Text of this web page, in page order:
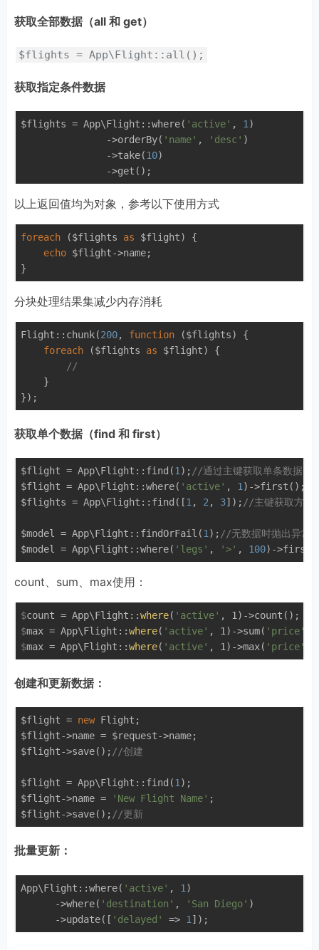
获取全部数据（all 和 get）
$flights = App\Flight::all();
获取指定条件数据
$flights = App\Flight::where( 'active' , 1)
               ->orderBy(
'name' , 'desc' )
               ->take(
10)
以上返回值均为对象，参考以下使用方式
foreach ($flights as $flight) {
echo $flight->name;
分块处理结果集减少内存消耗
Flight::chunk(200, function ($flights)
{
foreach ($flights as $flight) {
//
    }
获取单个数据（find 和 first）
$flight = App\Flight::find(1); //通过主键获取单条数据
$flight = App\Flight::where( 'active' , 1)->first();
$flights = App\Flight::find([1, 2, 3]); //主键获取方式
$model = App\Flight::findOrFail(1); //无数据时抛出异常
$model = App\Flight::where( 'legs' , '>' , 100)-
count、sum、max使用：
$count = App\Flight::where( 'active' , 1)->count();
$max = App\Flight::where( 'active' , 1)->sum( 'price'
$max = App\Flight::where( 'active' , 1)->max( 'price'
创建和更新数据：
$flight = new Flight;
$flight->name = $request->name;
$flight->save(); //创建
$flight = App\Flight::find(1);
$flight->name =
'New Flight Name' ;
$flight->save(); //更新
批量更新：
App\Flight::where( 'active' , 1 )
      ->where(
'destination' , 'San Diego' )
      ->update([
'delayed' => 1